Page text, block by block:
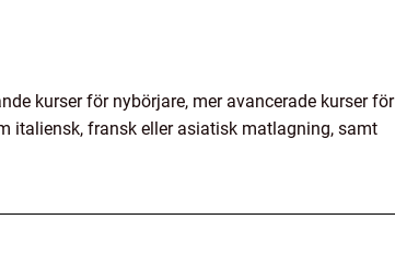
kurser för nybörjare, mer avancerade kurser för
italiensk, fransk eller asiatisk matlagning, samt